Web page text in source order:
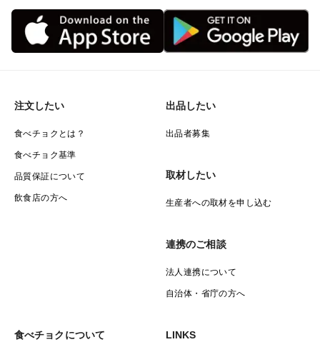
注文したい
食べチョクとは？
食べチョク基準
品質保証について
飲食店の方へ
出品したい
出品者募集
取材したい
生産者への取材を申し込む
連携のご相談
法人連携について
自治体・省庁の方へ
食べチョクについて LINKS